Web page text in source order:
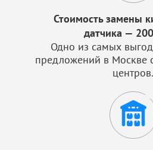
Стоимость замены
датчика —
Одно из самых
предложений в Москве
центров.